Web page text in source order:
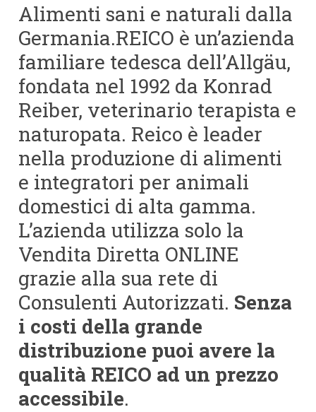
Alimenti sani e naturali dalla
Germania.REICO è un’azienda
familiare tedesca dell’Allgäu,
fondata nel 1992 da Konrad
Reiber, veterinario terapista e
naturopata. Reico è leader
nella produzione di alimenti
e integratori per animali
domestici di alta gamma.
L’azienda utilizza solo la
Vendita Diretta ONLINE
grazie alla sua rete di
Consulenti Autorizzati. Senza
i costi della grande
distribuzione puoi avere la
qualità REICO ad un prezzo
accessibile.